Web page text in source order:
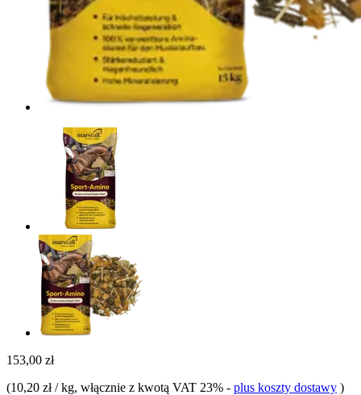
153,00 zł
(10,20 zł / kg, włącznie z kwotą VAT 23% - plus koszty dostawy )